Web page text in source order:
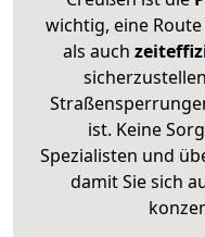
wichtig, eine
als auch
ist. Keine
Spezialisten und
damit Sie sich